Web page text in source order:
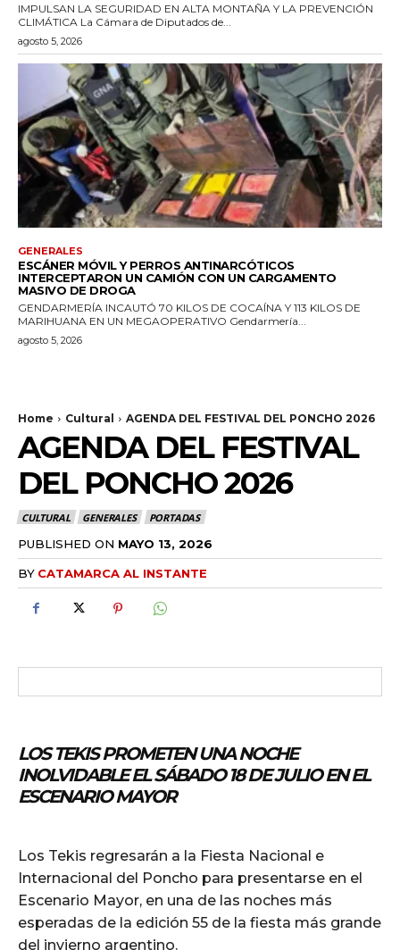
IMPULSAN LA SEGURIDAD EN ALTA MONTAÑA Y LA PREVENCIÓN
CLIMÁTICA La Cámara de Diputados de...
agosto 5, 2026
GENERALES
ESCÁNER MÓVIL Y PERROS ANTINARCÓTICOS
INTERCEPTARON UN CAMIÓN CON UN CARGAMENTO
MASIVO DE DROGA
GENDARMERÍA INCAUTÓ 70 KILOS DE COCAÍNA Y 113 KILOS DE
MARIHUANA EN UN MEGAOPERATIVO Gendarmería...
agosto 5, 2026